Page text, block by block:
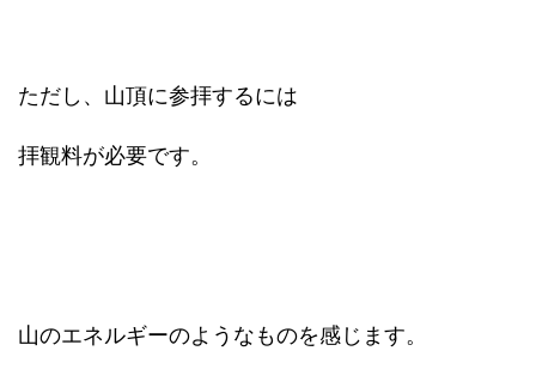
ただし、山頂に参拝するには
拝観料が必要です。
山のエネルギーのようなものを感じます。